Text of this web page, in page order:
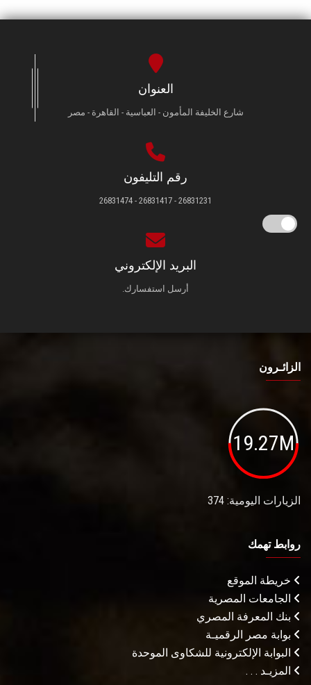
العنوان
شارع الخليفة المأمون - العباسية - القاهرة - مصر
رقم التليفون
26831231 - 26831417 - 26831474
البريد الإلكتروني
أرسل استفسارك.
الزائـرون
19.27M
الزيارات اليومية: 374
روابط تهمك
خريطة الموقع
الجامعات المصرية
بنك المعرفة المصري
بوابة مصر الرقميـة
البوابة الإلكترونية للشكاوى الموحدة
المزيـد . . .